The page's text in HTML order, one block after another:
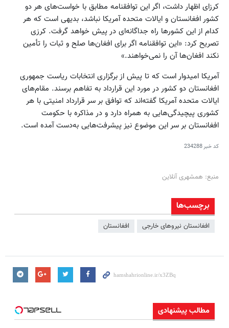
کرزای اظهار داشت، اگر این توافقنامه مطابق با خواست‌های هر دو
کشور افغانستان و ایالات متحده آمریکا نباشد، بدیهی است که هر
کدام ‌از این کشورها راه جداگانه‌ای در پیش خواهد گرفت. کرزی
تصریح کرد: «این توافقنامه اگر برای افغان‌ها صلح و ثبات را تأمین
نکند افغان‌ها آن را نمی‌خواهند.»
آمریکا امیدوار است که تا پیش از برگزاری انتخابات ریاست جمهوری
افغانستان دو کشور در مورد این قرارداد به تفاهم برسند. مقام‌های
ایالات متحده آمریکا گفته‌اند که توافق بر سر قرارداد امنیتی با هر
کشوری پیچیدگی‌هایی به همراه دارد و در مذاکره با حکومت
افغانستان بر سر این موضوع نیز پیشرفت‌هایی به‌دست آمده است.
کد خبر234288
منبع: همشهری آنلاین
برچسب‌ها
افغانستان نیروهای خارجی افغانستان
مطالب پیشنهادی